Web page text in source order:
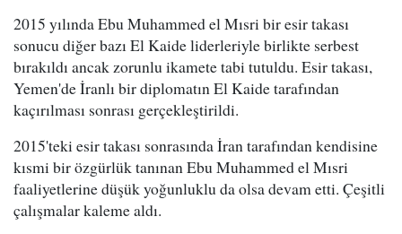
2015 yılında Ebu Muhammed el Mısri bir esir takası
sonucu diğer bazı El Kaide liderleriyle birlikte serbest
bırakıldı ancak zorunlu ikamete tabi tutuldu. Esir takası,
Yemen'de İranlı bir diplomatın El Kaide tarafından
kaçırılması sonrası gerçekleştirildi.
2015'teki esir takası sonrasında İran tarafından kendisine
kısmi bir özgürlük tanınan Ebu Muhammed el Mısri
faaliyetlerine düşük yoğunluklu da olsa devam etti. Çeşitli
çalışmalar kaleme aldı.